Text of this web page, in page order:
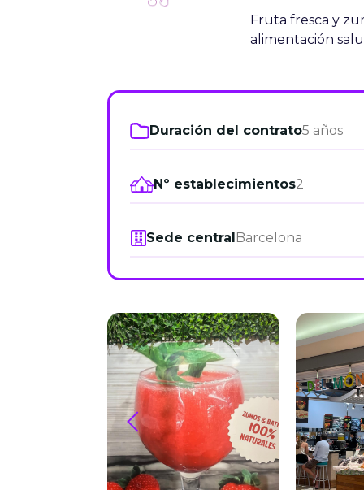
Gimnasios
Madrid
08 de
Municipal
Fruta fresca y
alimentación
Duración del contrato5 años
Nº establecimientos2
Sede centralBarcelona
prev